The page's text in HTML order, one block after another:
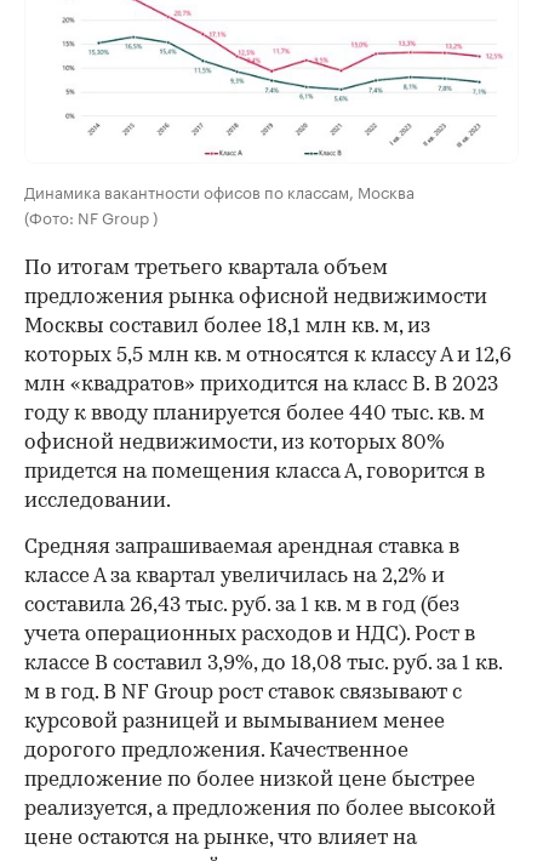
Динамика вакантности офисов по классам, Москва
(Фото: NF Group )
00:00
По итогам третьего квартала объем
предложения рынка офисной недвижимости
Москвы составил более 18,1 млн кв. м, из
которых 5,5 млн кв. м относятся к классу А и 12,6
млн «квадратов» приходится на класс В. В 2023
году к вводу планируется более 440 тыс. кв. м
офисной недвижимости, из которых 80%
придется на помещения класса А, говорится в
исследовании.
Средняя запрашиваемая арендная ставка в
классе А за квартал увеличилась на 2,2% и
составила 26,43 тыс. руб. за 1 кв. м в год (без
учета операционных расходов и НДС). Рост в
классе В составил 3,9%, до 18,08 тыс. руб. за 1 кв.
м в год. В NF Group рост ставок связывают с
курсовой разницей и вымыванием менее
дорогого предложения. Качественное
предложение по более низкой цене быстрее
реализуется, а предложения по более высокой
цене остаются на рынке, что влияет на